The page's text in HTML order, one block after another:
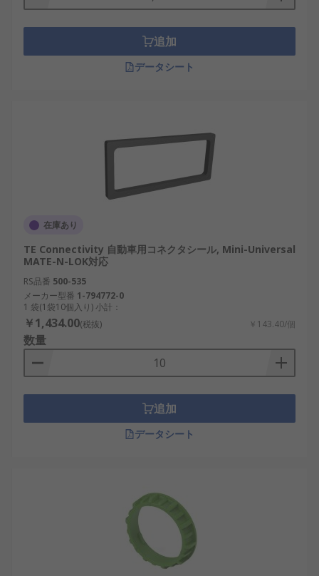
追加
データシート
在庫あり
TE Connectivity 自動車用コネクタシール, Mini-Universal
MATE-N-LOK対応
RS品番 500-535
メーカー型番 1-794772-0
1 袋(1袋10個入り) 小計：
￥1,434.00(税抜) ￥143.40/個
数量
追加
データシート